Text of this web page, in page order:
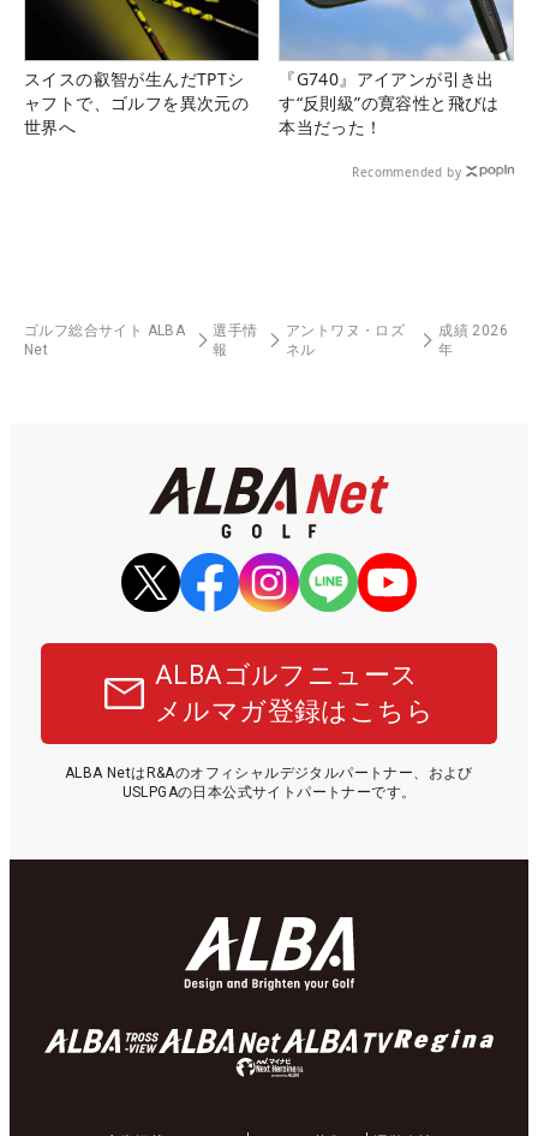
スイスの叡智が生んだTPTシ
ャフトで、ゴルフを異次元の
世界へ
『G740』アイアンが引き出
す“反則級”の寛容性と飛びは
本当だった！
Recommended by
ゴルフ総合サイト ALBA
Net
選手情
報
アントワヌ・ロズ
ネル
成績 2026
年
ALBAゴルフニュース
メルマガ登録はこちら
ALBA NetはR&Aのオフィシャルデジタルパートナー、および
USLPGAの日本公式サイトパートナーです。